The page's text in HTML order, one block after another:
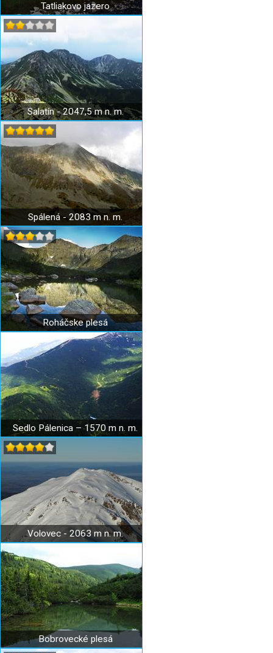
Tatliakovo jazero
Salatín - 2047,5 m n. m.
Spálená - 2083 m n. m.
Roháčske plesá
Sedlo Pálenica – 1570 m n. m.
Volovec - 2063 m n. m.
Bobrovecké plesá